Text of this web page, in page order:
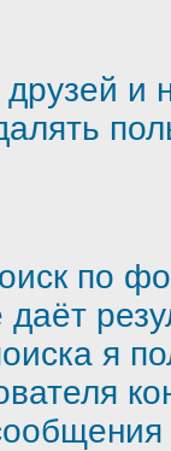
и
по
я